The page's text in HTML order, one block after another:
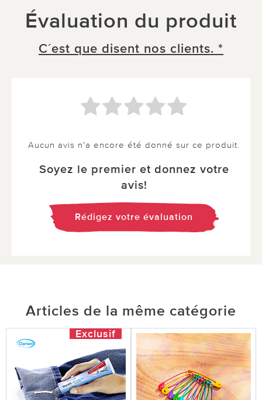
Évaluation du produit
C´est que disent nos clients. *
Aucun avis n'a encore été donné sur ce produit.
Soyez le premier et donnez votre
avis!
Rédigez votre évaluation
Articles de la même catégorie
Exclusif